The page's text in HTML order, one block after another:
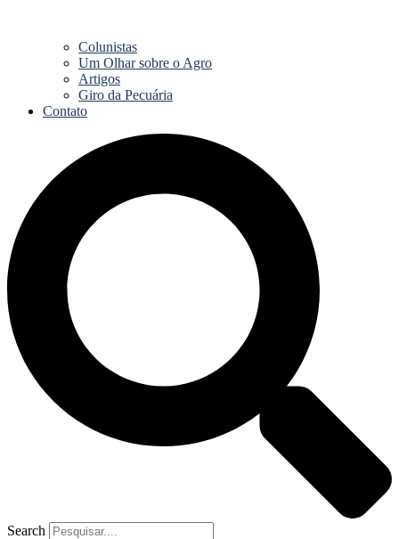
Colunistas
Um Olhar sobre o Agro
Artigos
Giro da Pecuária
Contato
Search